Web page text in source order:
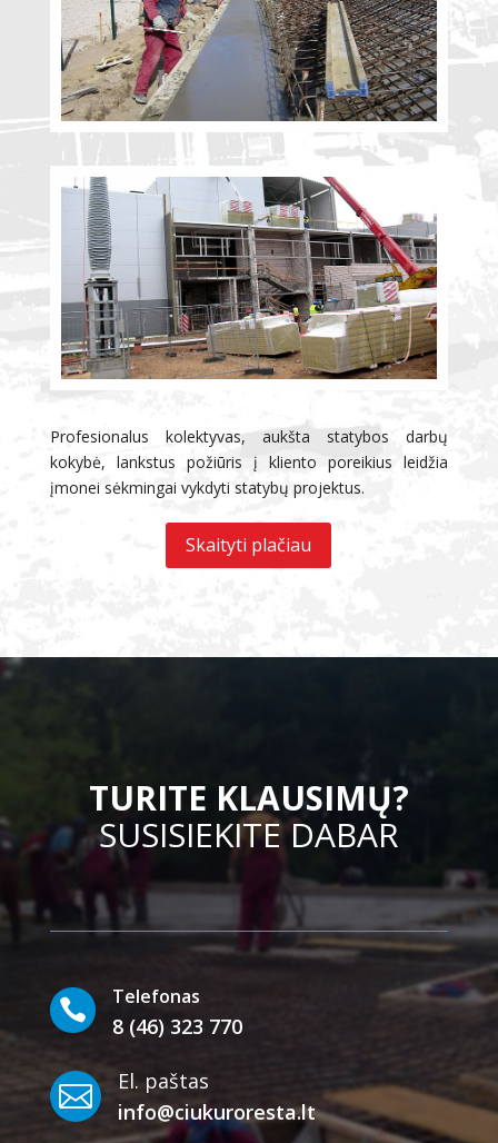
Profesionalus kolektyvas, aukšta statybos darbų
kokybė, lankstus požiūris į kliento poreikius leidžia
įmonei sėkmingai vykdyti statybų projektus.
Skaityti plačiau
TURITE KLAUSIMŲ?
SUSISIEKITE DABAR
 Telefonas
8 (46) 323 770

El. paštas
info@ciukuroresta.lt